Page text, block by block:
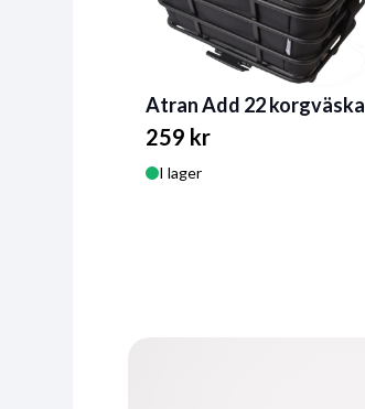
Atran Add 22 korgväska
259 kr
I lager